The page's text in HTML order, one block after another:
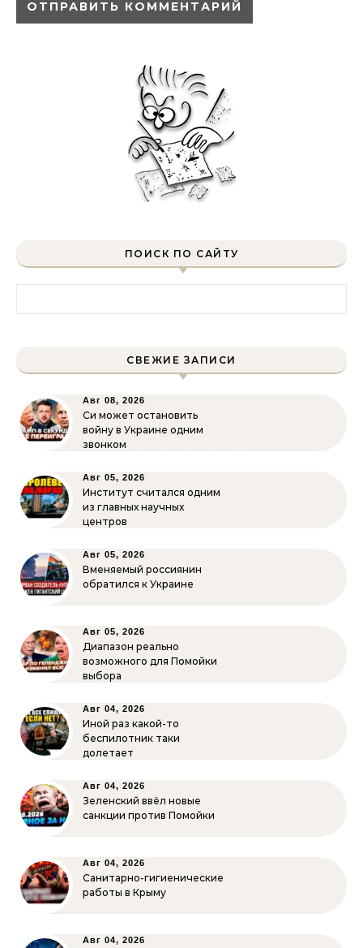
ПОИСК ПО САЙТУ
СВЕЖИЕ ЗАПИСИ
Авг 08, 2026
Си может остановить
войну в Украине одним
звонком
Авг 05, 2026
Институт считался одним
из главных научных
центров
Авг 05, 2026
Вменяемый россиянин
обратился к Украине
Авг 05, 2026
Диапазон реально
возможного для Помойки
выбора
Авг 04, 2026
Иной раз какой-то
беспилотник таки
долетает
Авг 04, 2026
Зеленский ввёл новые
санкции против Помойки
Авг 04, 2026
Санитарно-гигиенические
работы в Крыму
Авг 04, 2026